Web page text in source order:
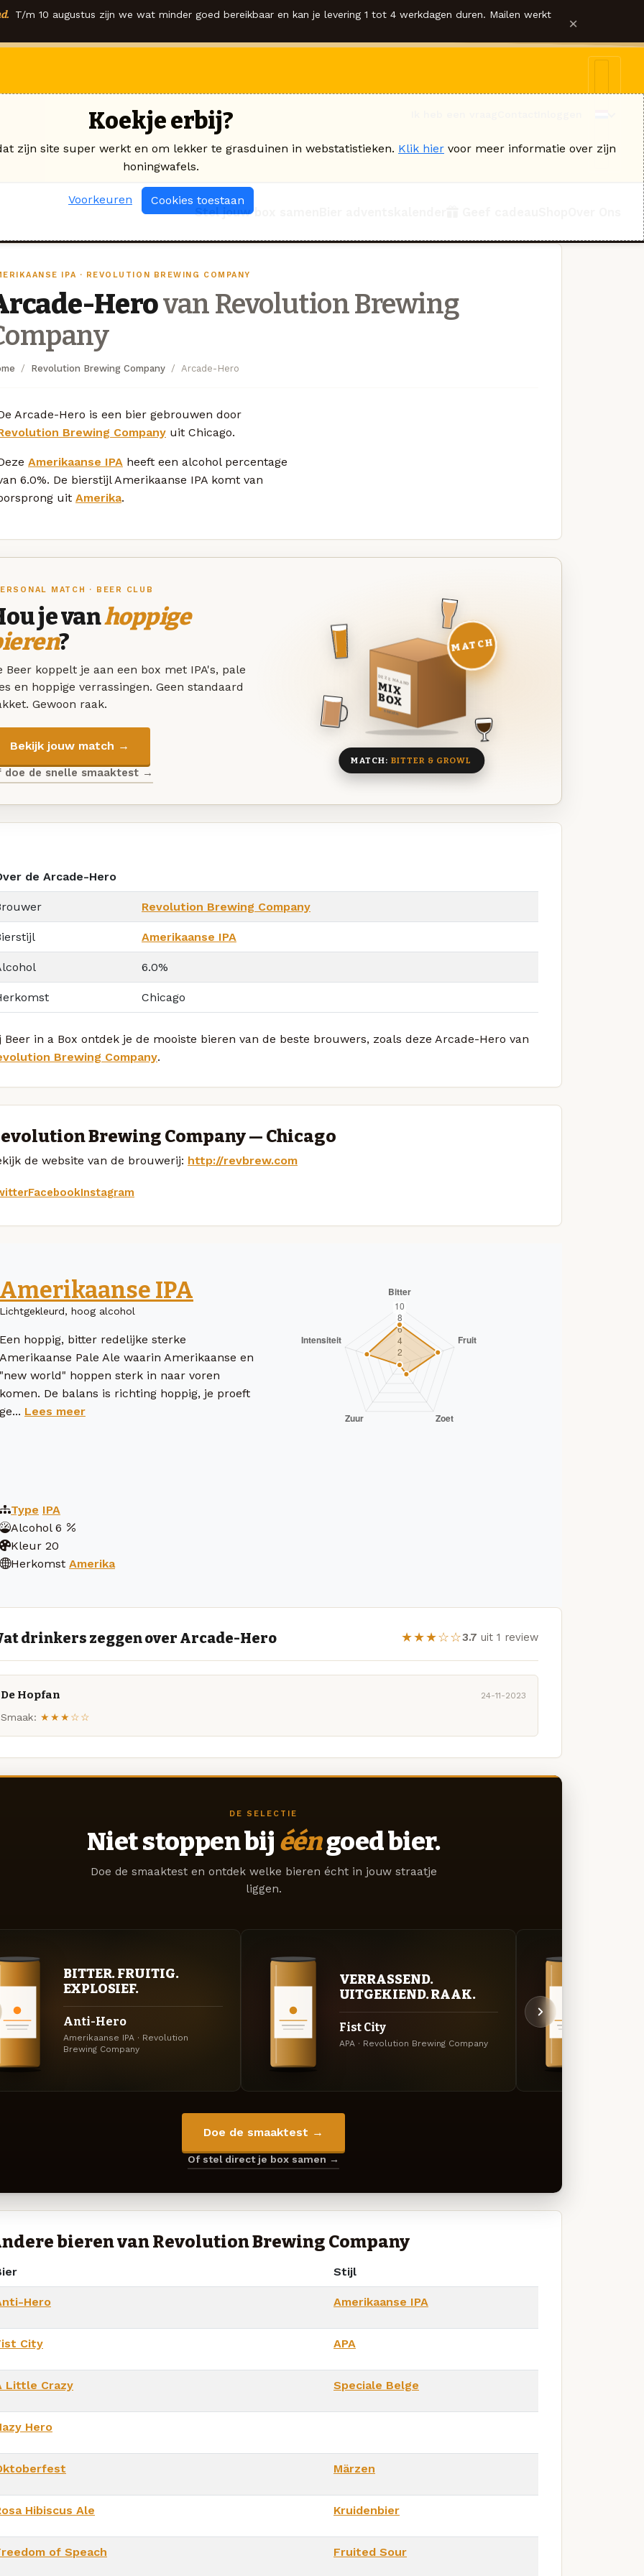
T/m 10 augustus zijn we wat minder goed bereikbaar en kan je levering 1 tot 4 werkdagen duren. Mailen werkt ×
Stel jouw box samen
IPA · REVOLUTION BREWING COMPANY
Herovan Revolution Brewing
Revolution Brewing Company Arcade-Hero
Arcade-Hero is een bier gebrouwen door
Brewing Company uit Chicago.
Amerikaanse IPA heeft een alcohol percentage
6.0%. De bierstijl Amerikaanse IPA komt van
uit Amerika.
MATCH · BEER CLUB
je vanhoppige
?
Beer koppelt je aan een box met IPA's, pale
en hoppige verrassingen. Geen standaard
Gewoon raak.
Bekijk jouw match →
doe de snelle smaaktest →
DEZE MAAND
MIX
BOX
8 BIEREN
MATCH
MATCH: BITTER & GROWL
de Arcade-Hero
Revolution Brewing Company
Amerikaanse IPA
6.0%
Chicago
Beer in a Box ontdek je de mooiste bieren van de beste brouwers, zoals deze Arcade-Hero van
Brewing Company.
Brewing Company — Chicago
de website van de brouwerij: http://revbrew.com
FacebookInstagram
Amerikaanse IPA
Lichtgekleurd, hoog alcohol
Een hoppig, bitter redelijke sterke
Amerikaanse Pale Ale waarin Amerikaanse en
"new world" hoppen sterk in naar voren
komen. De balans is richting hoppig, je proeft
ge... Lees meer
Type IPA
Alcohol 6
Kleur 20
Herkomst Amerika
drinkers zeggen over Arcade-Hero ★★★☆☆3.7 uit 1 review
De Hopfan 24-11-2023
Smaak: ★★★☆☆
DE SELECTIE
Niet stoppen bij ééngoed bier.
Doe de smaaktest en ontdek welke bieren écht in jouw straatje
liggen.
BITTER. FRUITIG.
EXPLOSIEF.
Anti-Hero
Amerikaanse IPA · Revolution
Brewing Company
VERRASSEND.
UITGEKIEND. RAAK.
Fist City
APA · Revolution Brewing Company
Doe de smaaktest →
Of stel direct je box samen →
bieren van Revolution Brewing Company
Stijl
Hero Amerikaanse IPA
City APA
Little Crazy Speciale Belge
Hero
Märzen
Hibiscus Ale Kruidenbier
of Speach Fruited Sour
Koekje erbij?
zijn site super werkt en om lekker te grasduinen in webstatistieken. Klik hier voor meer informatie over zijn
honingwafels.
Voorkeuren Cookies toestaan